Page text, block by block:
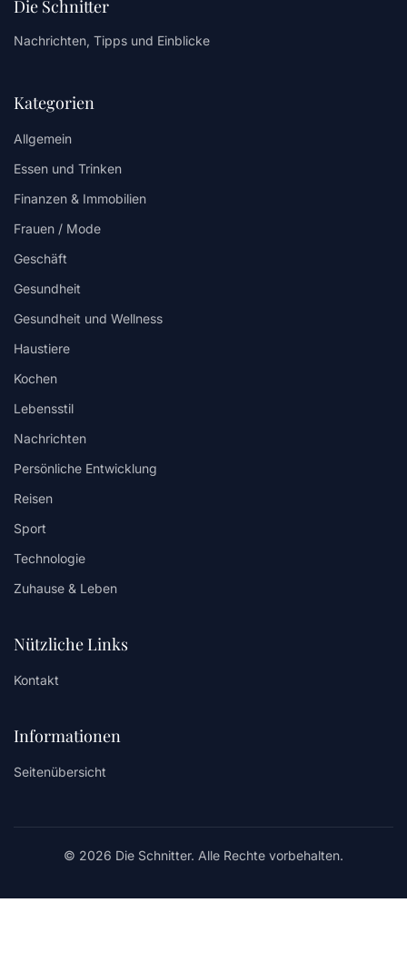
Die Schnitter
Nachrichten, Tipps und Einblicke
Kategorien
Allgemein
Essen und Trinken
Finanzen & Immobilien
Frauen / Mode
Geschäft
Gesundheit
Gesundheit und Wellness
Haustiere
Kochen
Lebensstil
Nachrichten
Persönliche Entwicklung
Reisen
Sport
Technologie
Zuhause & Leben
Nützliche Links
Kontakt
Informationen
Seitenübersicht
© 2026 Die Schnitter. Alle Rechte vorbehalten.